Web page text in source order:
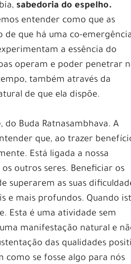
sabedoria do espelho.
entender como que as
de que há uma co-
a essência do
operam e poder penetrar
também através da
de que ela dispõe.
, do Buda Ratnasambhava. A
que, ao trazer
Está ligada a nossa
outros seres. Beneficiar os
superarem as suas
e mais profundos. Quando
Esta é uma atividade sem
manifestação natural e
das qualidades
como se fosse algo para nós